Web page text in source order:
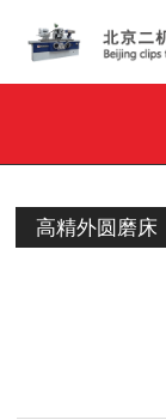
高精外圆磨床